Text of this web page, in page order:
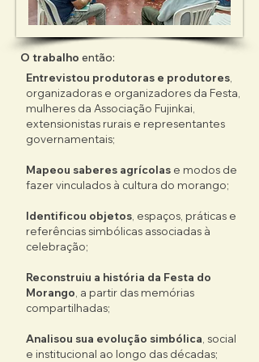
construtores e construtoras dessa
trajetória, que reúne moradores
tradicionais e migrantes incorporados ao
recentes.
O resultado desse percurso é a
consolidação de um Inventário concebido
fortalecimento comunitário. Mais do que
registro documental, ele se apresenta, se
memória organizada da Festa, referência
para estudos e ações futuras, recurso
pedagógico para a educação patrimonial
e subsídio à formulação de políticas
públicas de salvaguarda.
devolutiva pública, o livro Inventário
Participativo da Festa do Morango de
O trabalho então:
Entrevistou produtoras e produtores
organizadoras e organizadores da Festa,
mulheres da Associação Fujinkai,
extensionistas rurais e representantes
governamentais;
Mapeou saberes agrícolas e modos de
fazer vinculados à cultura do morango;
Identificou objetos , espaços, práticas e
referências simbólicas associadas à
celebração;
Reconstruiu a história da Festa do
Morango , a partir das memórias
compartilhadas;
Analisou sua evolução simbólica , social
e institucional ao longo das décadas;